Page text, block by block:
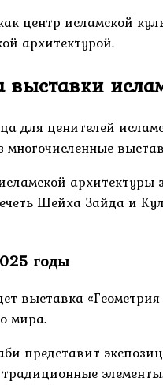
центр исламской
архитектурой.
ценителей
многочисленные
Шейха Зайда и
годы
выставка
мира.
представит